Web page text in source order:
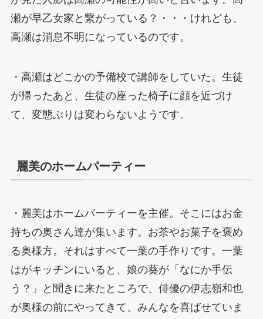
瀬が早乙女家と繋がっている？・・・けれども、
高瀬は消息不明になっているのです。
・高瀬はどこかの予備校で講師をしていた。生徒
が帰ったあと、生徒の座った椅子に顔を近づけ
て、変態ぶりは変わらないようです。
麗美のホームパーティー
・麗美はホームパーティーを主催。そこにはお金
持ちの奥さん達が集います。お茶やお菓子を褒め
る奥様方。それはすべて一葉の手作りです。一葉
はがキッチンにいると、娘の葵が「なにか手伝
う？」と聞きに来たところで、俳優の伊志嶺和也
が奥様の前にやってきて、みんなを喜ばせていま